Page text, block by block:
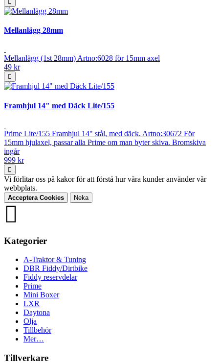
Mellanlägg 28mm
Mellanlägg (1st 28mm) Artno:6028 för 15mm axel
49 kr
Framhjul 14" med Däck Lite/155
Prime Lite/155 Framhjul 14" stål, med däck. Artno:30672 För
15mm hjulaxel, passar alla Prime om man byter skiva. Bromskiva
ingår
999 kr
Vi förlitar oss på kakor för att förstå hur våra kunder använder vår
webbplats.
Acceptera Cookies Neka
Kategorier
A-Traktor & Tuning
DBR Fiddy/Dirtbike
Fiddy reservdelar
Prime
Mini Boxer
LXR
Daytona
Olja
Tillbehör
Mer…
Tillverkare